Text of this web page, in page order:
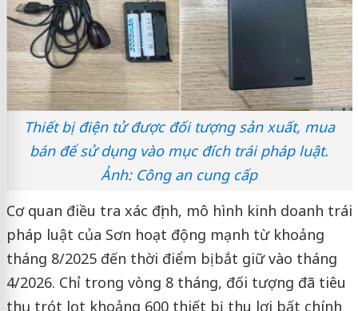
Thiết bị điện tử được đối tượng sản xuất, mua
bán để sử dụng vào mục đích trái pháp luật.
Ảnh: Công an cung cấp
Cơ quan điều tra xác định, mô hình kinh doanh trái
pháp luật của Sơn hoạt động mạnh từ khoảng
tháng 8/2025 đến thời điểm bị bắt giữ vào tháng
4/2026. Chỉ trong vòng 8 tháng, đối tượng đã tiêu
thụ trót lọt khoảng 600 thiết bị, thu lợi bất chính